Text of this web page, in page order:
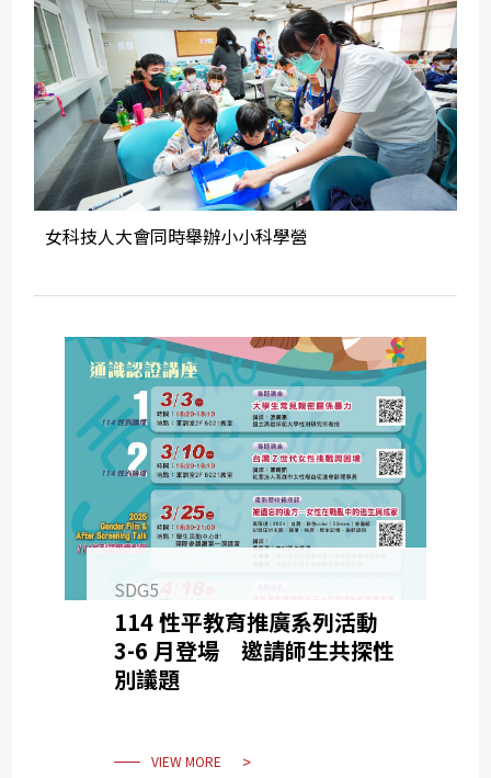
女科技人大會同時舉辦小小科學營
SDG5
114 性平教育推廣系列活動
3-6 月登場 邀請師生共探性
別議題
VIEW MORE